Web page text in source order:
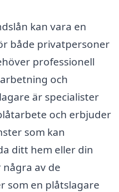
kan vara en
både privatpersoner
professionell
och
är specialister
och erbjuder
som kan
ditt hem eller din
av de
som en plåtslagare